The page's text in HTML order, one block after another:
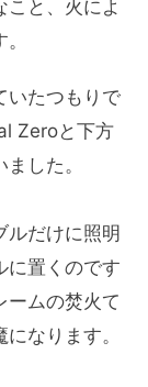
と、火によ
いたつもりで
Zeroと下方
した。
ルだけに照明
に置くのです
ームの焚火て
なります。